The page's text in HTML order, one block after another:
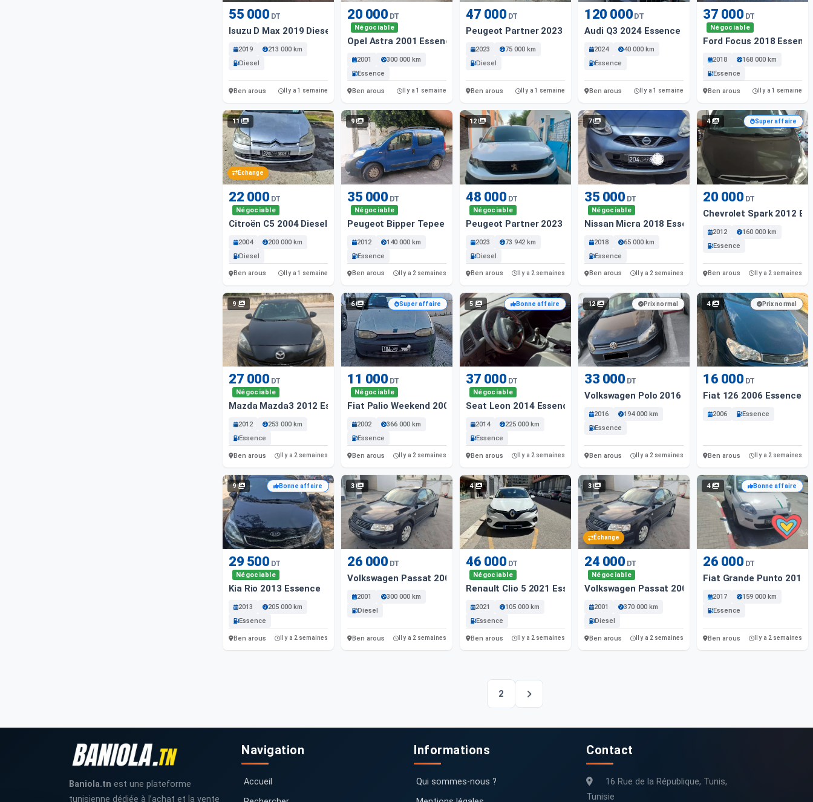
55 000 DT
Isuzu D Max 2019 Diesel
2019
213 000 km
Diesel
Ben arous Il y a 1 semaine
20 000 DT
Négociable
Opel Astra 2001 Essence
2001
300 000 km
Essence
Ben arous Il y a 1 semaine
47 000 DT
Peugeot Partner 2023 Diesel
2023
75 000 km
Diesel
Ben arous Il y a 1 semaine
120 000 DT
Audi Q3 2024 Essence
2024
40 000 km
Essence
Ben arous Il y a 1 semaine
37 000 DT
Négociable
Ford Focus 2018
2018
168 000 km
Essence
Ben arous Il y a 1 semaine
11
Échange
22 000 DT
Négociable
Citroën C5 2004 Diesel
2004
200 000 km
Diesel
Ben arous Il y a 1 semaine
9
35 000 DT
Négociable
Peugeot Bipper Tepee 2012 Essence
2012
140 000 km
Essence
Ben arous Il y a 2 semaines
12
48 000 DT
Négociable
Peugeot Partner 2023 Diesel
2023
73 942 km
Diesel
Ben arous Il y a 2 semaines
7
35 000 DT
Négociable
Nissan Micra 2018 Essence
2018
65 000 km
Essence
Ben arous Il y a 2 semaines
4 Super affaire
20 000 DT
Chevrolet Spark 2012
2012
160 000 km
Essence
Ben arous Il y a 2 semaines
9
27 000 DT
Négociable
Mazda Mazda3 2012 Essence
2012
253 000 km
Essence
Ben arous Il y a 2 semaines
6 Super affaire
11 000 DT
Négociable
Fiat Palio Weekend 2002 Essence
2002
366 000 km
Essence
Ben arous Il y a 2 semaines
5 Bonne affaire
37 000 DT
Négociable
Seat Leon 2014 Essence
2014
225 000 km
Essence
Ben arous Il y a 2 semaines
12 Prix normal
33 000 DT
Volkswagen Polo 2016 Essence
2016
194 000 km
Essence
Ben arous Il y a 2 semaines
4 Prix normal
16 000 DT
Fiat 126 2006 Essence
2006 Essence
Ben arous Il y a 2 semaines
9 Bonne affaire
29 500 DT
Négociable
Kia Rio 2013 Essence
2013
205 000 km
Essence
Ben arous Il y a 2 semaines
3
26 000 DT
Volkswagen Passat 2001 Diesel
2001
300 000 km
Diesel
Ben arous Il y a 2 semaines
4
46 000 DT
Négociable
Renault Clio 5 2021 Essence
2021
105 000 km
Essence
Ben arous Il y a 2 semaines
3
Échange
24 000 DT
Négociable
Volkswagen Passat 2001 Diesel
2001
370 000 km
Diesel
Ben arous Il y a 2 semaines
4 Bonne affaire
26 000 DT
Fiat Grande Punto 2017
2017
159 000 km
Essence
Ben arous Il y a 2 semaines
2
Baniola.tn est une plateforme
tunisienne dédiée à l’achat et la vente
Navigation
Accueil
Informations
Qui sommes-nous ?
Contact
16 Rue de la République, Tunis,
Tunisie